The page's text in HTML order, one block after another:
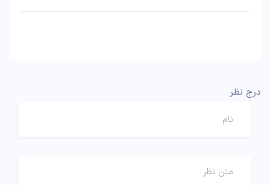
درج نظر